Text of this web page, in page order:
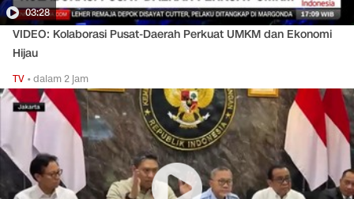
03:28
VIDEO: Kolaborasi Pusat-Daerah Perkuat UMKM dan Ekonomi
Hijau
TV •dalam 2 jam